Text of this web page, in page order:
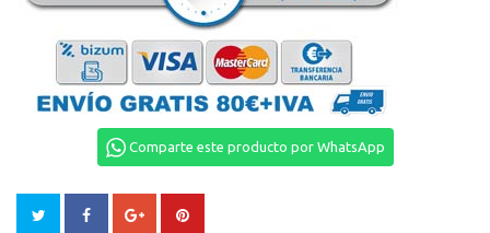
Comparte este producto por WhatsApp